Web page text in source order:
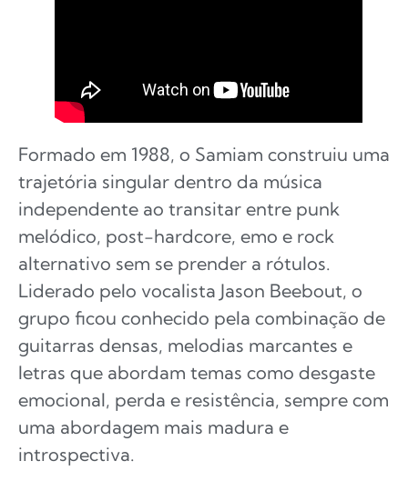
Formado em 1988, o Samiam construiu uma
trajetória singular dentro da música
independente ao transitar entre punk
melódico, post-hardcore, emo e rock
alternativo sem se prender a rótulos.
Liderado pelo vocalista Jason Beebout, o
grupo ficou conhecido pela combinação de
guitarras densas, melodias marcantes e
letras que abordam temas como desgaste
emocional, perda e resistência, sempre com
uma abordagem mais madura e
introspectiva.